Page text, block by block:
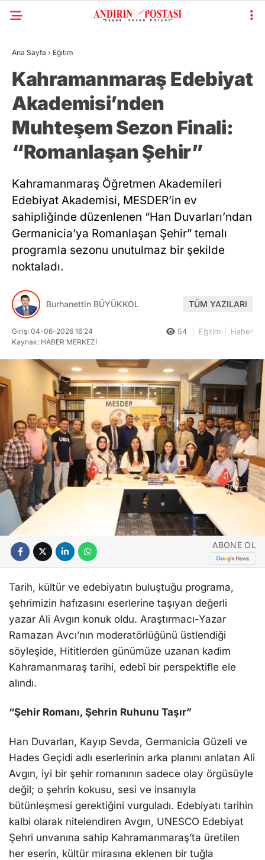
Ana Sayfa › Eğitim
Kahramanmaraş Edebiyat
Akademisi’nden
Muhteşem Sezon Finali:
“Romanlaşan Şehir”
Kahramanmaraş Öğretmen Akademileri
Edebiyat Akademisi, MESDER’in ev
sahipliğinde düzenlenen “Han Duvarları’ndan
Germanicia’ya Romanlaşan Şehir” temalı
programla sezonu unutulmaz bir şekilde
noktaladı.
Burhanettin BÜYÜKKOL TÜM YAZILARI
Giriş: 04-06-2026 16:24
Kaynak: HABER MERKEZI
54 Eğitim Haber
ABONE OL
Tarih, kültür ve edebiyatın buluştuğu programa,
şehrimizin hafızasını eserlerine taşıyan değerli
yazar Ali Avgın konuk oldu. Araştırmacı-Yazar
Ramazan Avcı’nın moderatörlüğünü üstlendiği
söyleşide, Hititlerden günümüze uzanan kadim
Kahramanmaraş tarihi, edebî bir perspektifle ele
alındı.
“Şehir Romanı, Şehrin Ruhunu Taşır”
Han Duvarları, Kayıp Sevda, Germanicia Güzeli ve
Hades Geçidi adlı eserlerinin arka planını anlatan Ali
Avgın, iyi bir şehir romanının sadece olay örgüsüyle
değil; o şehrin kokusu, sesi ve insanıyla
bütünleşmesi gerektiğini vurguladı. Edebiyatı tarihin
kalbi olarak nitelendiren Avgın, UNESCO Edebiyat
Şehri unvanına sahip Kahramanmaraş’ta üretilen
her eserin, kültür mirasına eklenen bir tuğla